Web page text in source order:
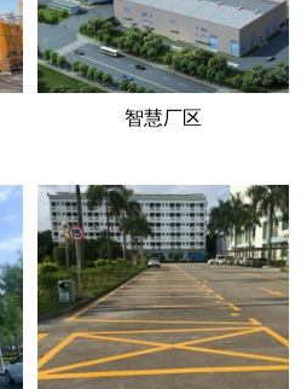
智慧厂区